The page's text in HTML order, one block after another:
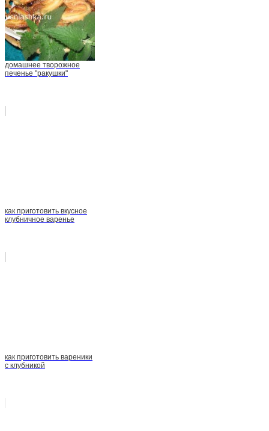
домашнее творожное
печенье "ракушки"
как приготовить вкусное
клубничное варенье
как приготовить вареники
с клубникой